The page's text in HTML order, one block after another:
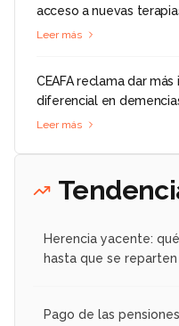
acceso a nuevas
Leer más
CEAFA reclama dar
diferencial en
Leer más
Herencia yacente:
hasta que se reparten
Pago de las